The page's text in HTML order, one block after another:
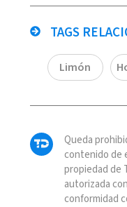
TAGS
Limón
Queda
contenido de
propiedad de
autorizada
conformidad